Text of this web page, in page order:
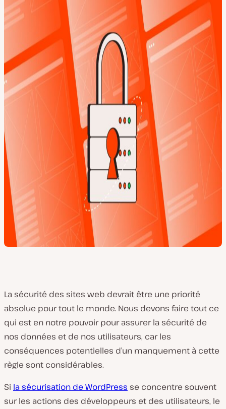
La sécurité des sites web devrait être une priorité
absolue pour tout le monde. Nous devons faire tout ce
qui est en notre pouvoir pour assurer la sécurité de
nos données et de nos utilisateurs, car les
conséquences potentielles d’un manquement à cette
règle sont considérables.
Si la sécurisation de WordPress se concentre souvent
sur les actions des développeurs et des utilisateurs, le